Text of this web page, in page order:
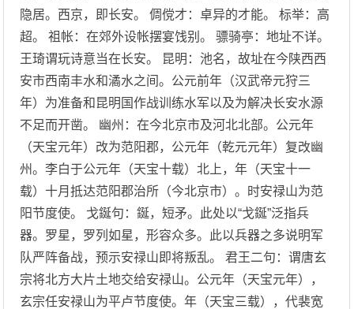
隐居。西京，即长安。 倜傥才：卓异的才能。 标举：高
超。 祖帐：在郊外设帐摆宴饯别。 骠骑亭：地址不详。
王琦谓玩诗意当在长安。 昆明：池名，故址在今陕西西
安市西南丰水和潏水之间。公元前年（汉武帝元狩三
年）为准备和昆明国作战训练水军以及为解决长安水源
不足而开凿。 幽州：在今北京市及河北北部。公元年
（天宝元年）改为范阳郡，公元年（乾元元年）复改幽
州。李白于公元年（天宝十载）北上，年（天宝十一
载）十月抵达范阳郡治所（今北京市）。时安禄山为范
阳节度使。 戈鋋句：鋋，短矛。此处以“戈鋋”泛指兵
器。罗星，罗列如星，形容众多。此以兵器之多说明军
队严阵备战，预示安禄山即将叛乱。 君王二句：谓唐玄
宗将北方大片土地交给安禄山。公元年（天宝元年），
玄宗任安禄山为平卢节度使。年（天宝三载），代裴宽